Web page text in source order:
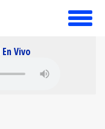
toggle
En Vivo